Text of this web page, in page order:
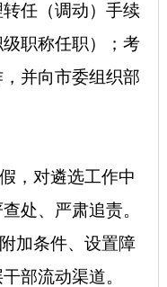
任（调动）手续
级职称任职）；考
并向市委组织部
，对遴选工作中
处、严肃追责。
加条件、设置障
部流动渠道。